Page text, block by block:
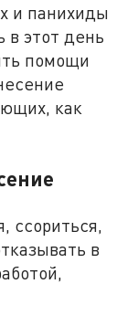
и панихиды
в этот день
помощи
как
ссориться,
в